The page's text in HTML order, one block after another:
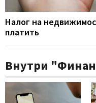
Налог на
платить
Внутри